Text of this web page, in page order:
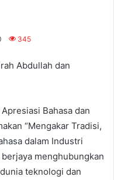
345
Abdullah dan
Bahasa dan
“Mengakar Tradisi,
dalam Industri
menghubungkan
teknologi dan